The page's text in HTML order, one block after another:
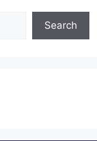
Search